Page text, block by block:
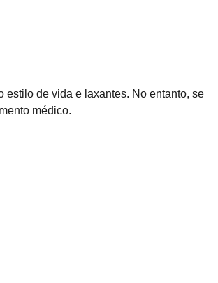
estilo de vida e laxantes. No entanto, se
médico.